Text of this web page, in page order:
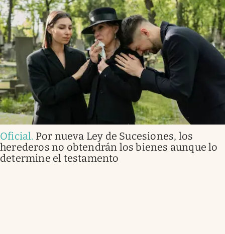
Oficial. Por nueva Ley de Sucesiones, los
herederos no obtendrán los bienes aunque lo
determine el testamento